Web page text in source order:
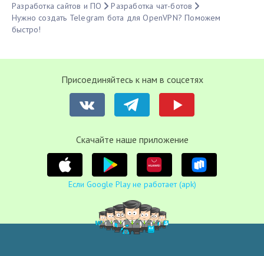
Разработка сайтов и ПО
Разработка чат-ботов
Нужно создать Telegram бота для OpenVPN? Поможем
быстро!
Присоединяйтесь к нам в соцсетях
Cкачайте наше приложение
Если Google Play не работает (apk)